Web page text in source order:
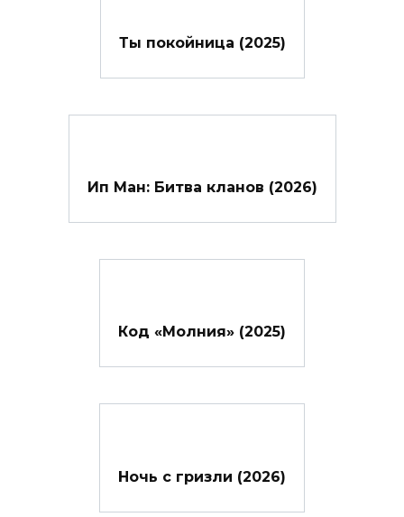
Ты покойница (2025)
Ип Ман: Битва кланов (2026)
Код «Молния» (2025)
Ночь с гризли (2026)